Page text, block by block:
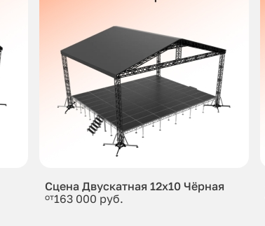
Сцена Двускатная 12x10 Чёрная
от163 000 руб.